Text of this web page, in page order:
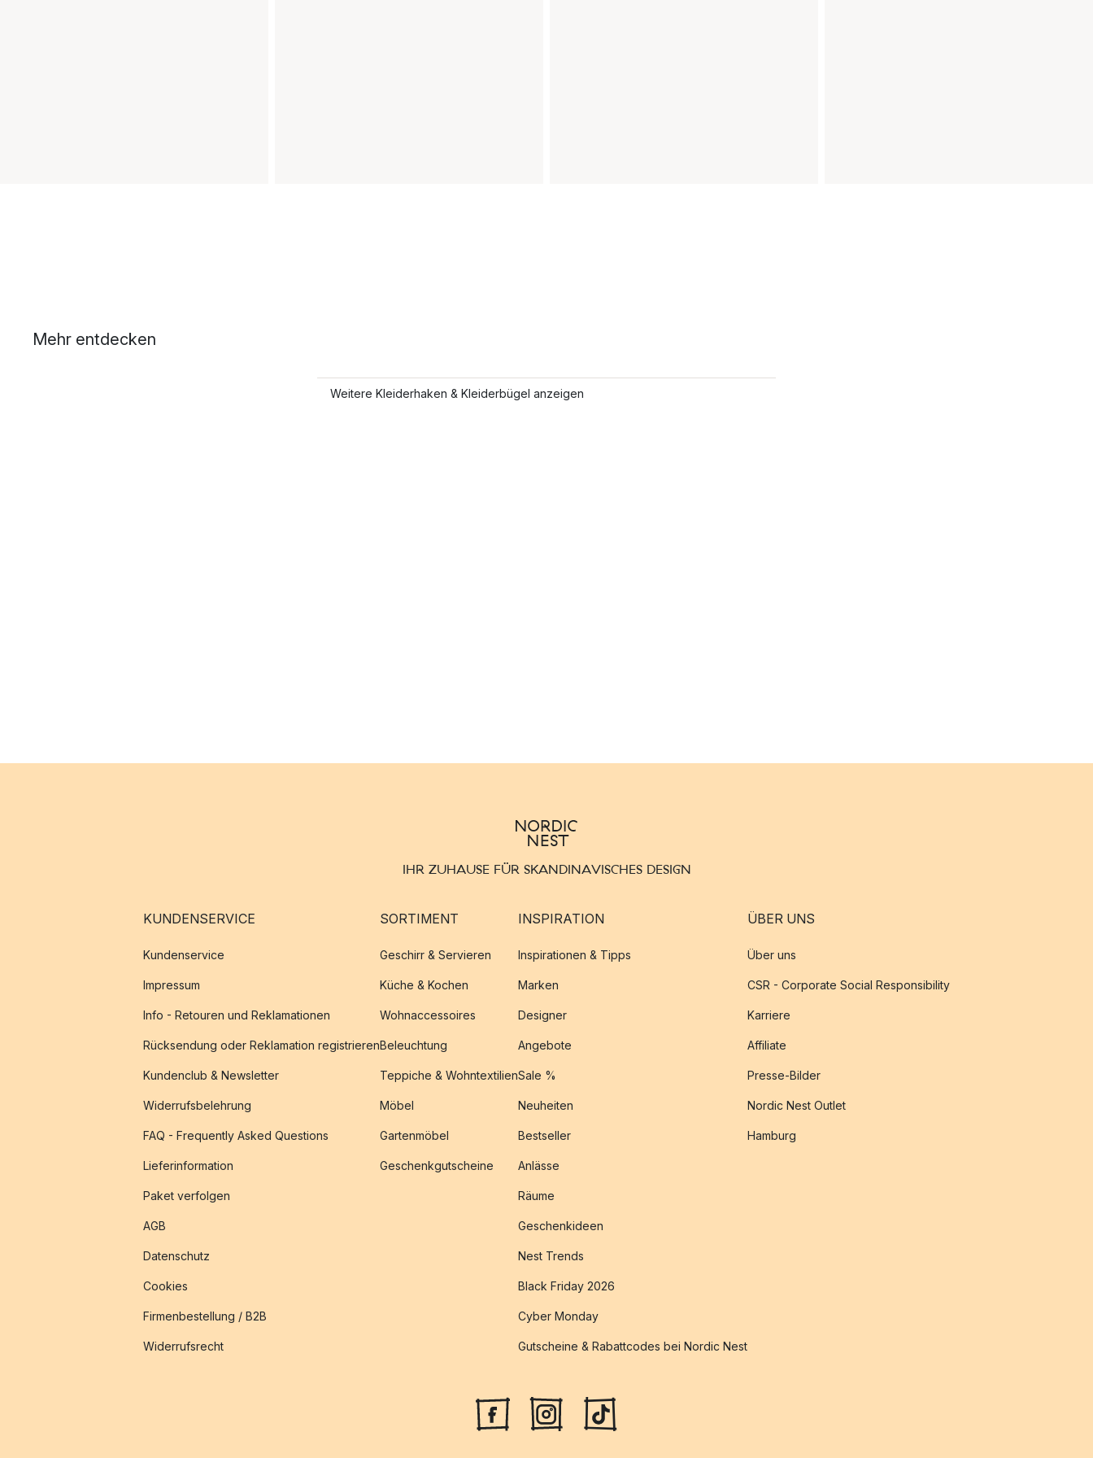
Mehr entdecken
Weitere Kleiderhaken & Kleiderbügel anzeigen
IHR ZUHAUSE FÜR SKANDINAVISCHES DESIGN
KUNDENSERVICE
Kundenservice
Impressum
Info - Retouren und Reklamationen
Rücksendung oder Reklamation registrieren
Kundenclub & Newsletter
Widerrufsbelehrung
FAQ - Frequently Asked Questions
Lieferinformation
Paket verfolgen
AGB
Datenschutz
Cookies
Firmenbestellung / B2B
Widerrufsrecht
SORTIMENT
Geschirr & Servieren
Küche & Kochen
Wohnaccessoires
Beleuchtung
Teppiche & Wohntextilien
Möbel
Gartenmöbel
Geschenkgutscheine
INSPIRATION
Inspirationen & Tipps
Marken
Designer
Angebote
Sale %
Neuheiten
Bestseller
Anlässe
Räume
Geschenkideen
Nest Trends
Black Friday 2026
Cyber Monday
Gutscheine & Rabattcodes bei Nordic Nest
ÜBER UNS
Über uns
CSR - Corporate Social Responsibility
Karriere
Affiliate
Presse-Bilder
Nordic Nest Outlet
Hamburg